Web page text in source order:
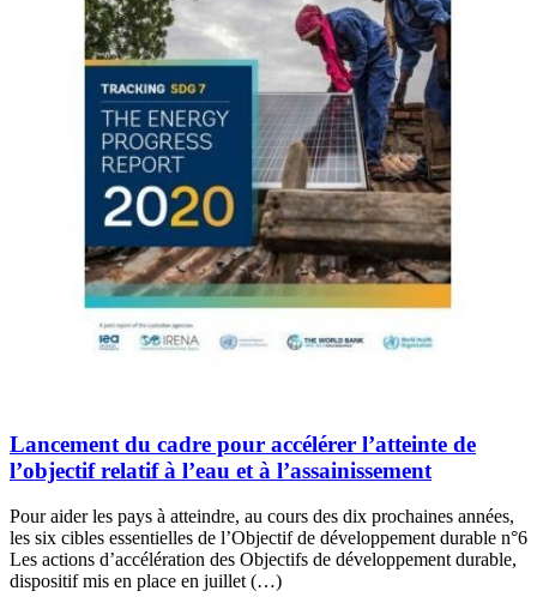
Lancement du cadre pour accélérer l’atteinte de
l’objectif relatif à l’eau et à l’assainissement
Pour aider les pays à atteindre, au cours des dix prochaines années,
les six cibles essentielles de l’Objectif de développement durable n°6
Les actions d’accélération des Objectifs de développement durable,
dispositif mis en place en juillet (…)